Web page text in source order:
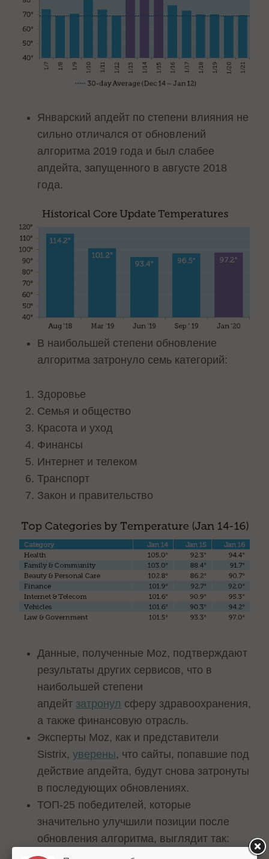
Январский апдейт по степени влияния не
сильно отличался от обновлений
алгоритма 2019 года и был слабее
апдейта, запущенного в августе 2018
года.
В наибольшей степени обновление
алгоритма затронуло семь категорий:
Здоровье
Семья и общество
Красота и уход
Финансы
Интернет и телеком
Транспорт
Закон и правительство
Данные, полученные Moz, подтверждают
результаты других сервисов, что в
наибольшей степени
апдейт затронул сферу здравоохранения,
а также финансовую отрасль.
Эксперты Moz, как и представители
Sistrix,уверены, что сайты, попавшие под
действие апдейта, будут снова затронуты
в последующих обновлениях.
ТОП-25 победителей, которые
значительно улучшили позиции после
обновления алгоритма, выглядит так: